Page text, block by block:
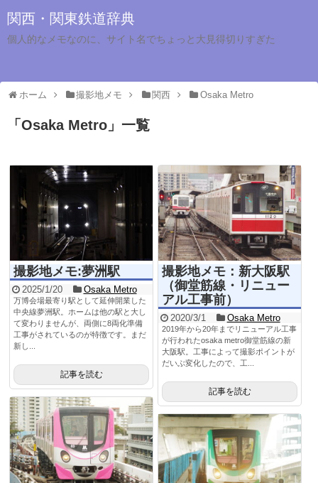
関西・関東鉄道辞典
個人的なメモなのに、サイト名でちょっと大見得切りすぎた
ホーム 撮影地メモ 関西 Osaka Metro
「 Osaka Metro 」 一覧
撮影地メモ:夢洲駅
2025/1/20 Osaka Metro
万博会場最寄り駅として延伸開業した
中央線夢洲駅。ホームは他の駅と大し
て変わりませんが、両側に8両化準備
工事がされているのが特徴です。まだ
新し...
記事を読む
撮影地メモ：新大阪駅
（御堂筋線・リニュー
アル工事前）
2020/3/1 Osaka Metro
2019年から20年までリニューアル工事
が行われたosaka metro御堂筋線の新
大阪駅。工事によって撮影ポイントが
だいぶ変化したので、工...
記事を読む